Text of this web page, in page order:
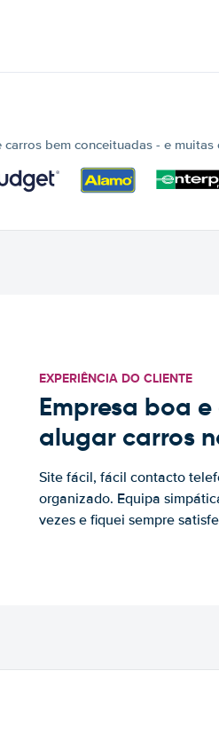
bem conceituadas - e muitas
EXPERIÊNCIA DO CLIENTE
Empresa boa
alugar carros
Site fácil, fácil contacto
organizado. Equipa
vezes e fiquei sempre